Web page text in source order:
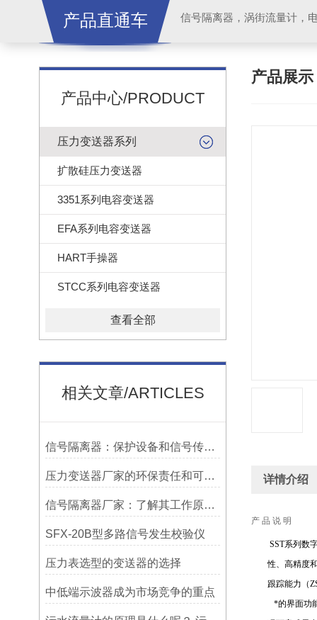
产品直通车 信号隔离器，涡街流量计，
产品中心/PRODUCT
压力变送器系列
扩散硅压力变送器
3351系列电容变送器
EFA系列电容变送器
HART手操器
STCC系列电容变送器
查看全部
相关文章/ARTICLES
信号隔离器：保护设备和信号传输的关键工具
压力变送器厂家的环保责任和可持续发展
信号隔离器厂家：了解其工作原理，挑选适合的型号
SFX-20B型多路信号发生校验仪
压力表选型的变送器的选择
中低端示波器成为市场竞争的重点
产品展示
详情介绍
产 品 说 明
SST系列数
性、高精度
跟踪能力（
*的界面功